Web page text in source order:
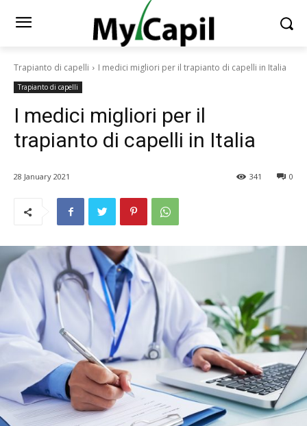
Trapianto di capelli I medici migliori per il trapianto di capelli in Italia
Trapianto di capelli
I medici migliori per il
trapianto di capelli in Italia
28 January 2021 0
341